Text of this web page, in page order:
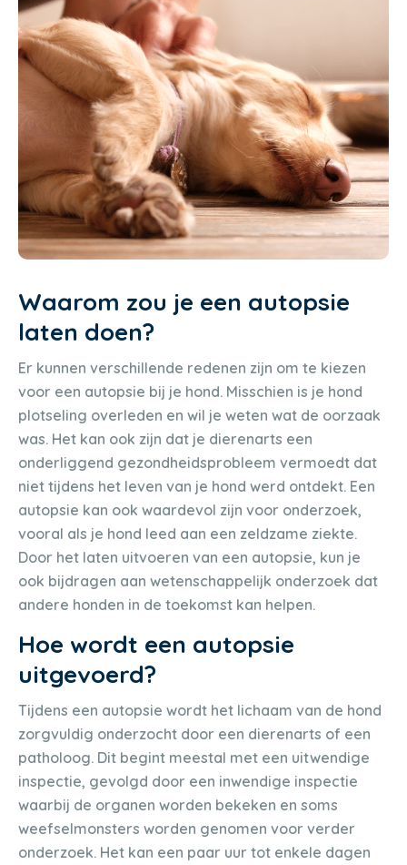
Waarom zou je een autopsie
laten doen?
Er kunnen verschillende redenen zijn om te kiezen
voor een autopsie bij je hond. Misschien is je hond
plotseling overleden en wil je weten wat de oorzaak
was. Het kan ook zijn dat je dierenarts een
onderliggend gezondheidsprobleem vermoedt dat
niet tijdens het leven van je hond werd ontdekt. Een
autopsie kan ook waardevol zijn voor onderzoek,
vooral als je hond leed aan een zeldzame ziekte.
Door het laten uitvoeren van een autopsie, kun je
ook bijdragen aan wetenschappelijk onderzoek dat
andere honden in de toekomst kan helpen.
Hoe wordt een autopsie
uitgevoerd?
Tijdens een autopsie wordt het lichaam van de hond
zorgvuldig onderzocht door een dierenarts of een
patholoog. Dit begint meestal met een uitwendige
inspectie, gevolgd door een inwendige inspectie
waarbij de organen worden bekeken en soms
weefselmonsters worden genomen voor verder
onderzoek. Het kan een paar uur tot enkele dagen